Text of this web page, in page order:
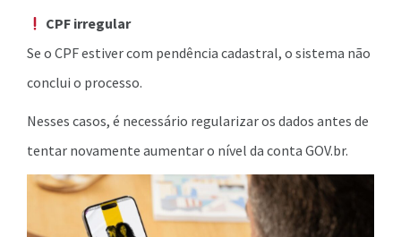
CPF irregular
Se o CPF estiver com pendência cadastral, o sistema não
conclui o processo.
Nesses casos, é necessário regularizar os dados antes de
tentar novamente aumentar o nível da conta GOV.br.